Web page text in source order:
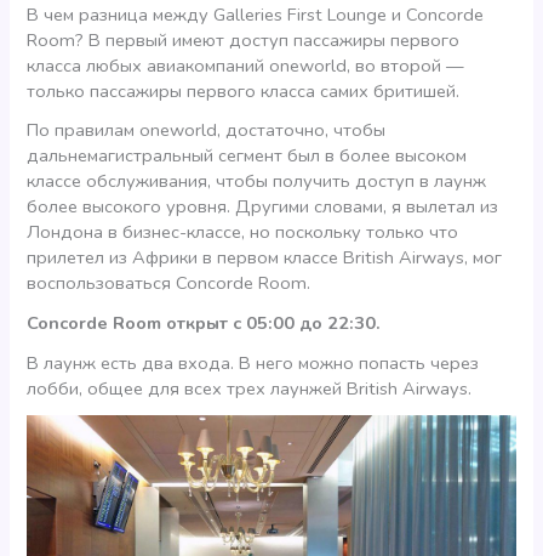
В чем разница между Galleries First Lounge и Concorde
Room? В первый имеют доступ пассажиры первого
класса любых авиакомпаний oneworld, во второй —
только пассажиры первого класса самих бритишей.
По правилам oneworld, достаточно, чтобы
дальнемагистральный сегмент был в более высоком
классе обслуживания, чтобы получить доступ в лаунж
более высокого уровня. Другими словами, я вылетал из
Лондона в бизнес-классе, но поскольку только что
прилетел из Африки в первом классе British Airways, мог
воспользоваться Concorde Room.
Concorde Room открыт с 05:00 до 22:30.
В лаунж есть два входа. В него можно попасть через
лобби, общее для всех трех лаунжей British Airways.